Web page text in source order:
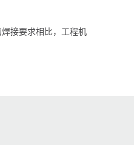
接要求相比，工程机